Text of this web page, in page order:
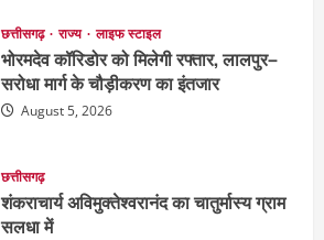
छत्तीसगढ़ राज्य लाइफ स्टाइल
भोरमदेव कॉरिडोर को मिलेगी रफ्तार, लालपुर–
सरोधा मार्ग के चौड़ीकरण का इंतजार
August 5, 2026
छत्तीसगढ़
शंकराचार्य अविमुक्तेश्वरानंद का चातुर्मास्य ग्राम
सलधा में